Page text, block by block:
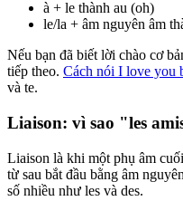
à + le thành au (oh)
le/la + âm nguyên âm
Nếu bạn đã biết lời chào cơ
tiếp theo. Cách nói I love you
và te.
Liaison: vì sao "les
Liaison là khi một phụ âm
từ sau bắt đầu bằng âm
số nhiều như les và des.